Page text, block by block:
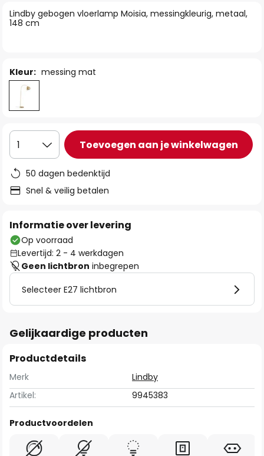
de
afbeeldingen-
Lindby gebogen vloerlamp Moisia, messingkleurig, metaal,
148 cm
Kleur: messing mat
1 Toevoegen aan je winkelwagen
50 dagen bedenktijd
Snel & veilig betalen
Informatie over levering
Op voorraad
Levertijd: 2 - 4 werkdagen
Geen lichtbron inbegrepen
Selecteer E27 lichtbron
Gelijkaardige producten
Productdetails
Merk
Lindby
Artikel:
9945383
Productvoordelen